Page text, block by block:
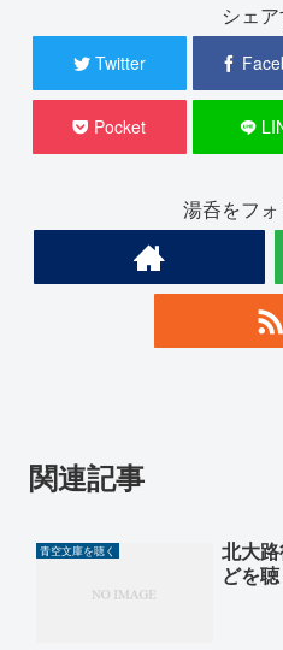
シェ
Twitter
Pocket
湯呑をフ
関連記事
青空文庫を聴く
北大
どを聴